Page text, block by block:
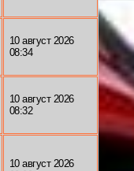
10 август 2026
08:34
10 август 2026
08:32
10 август 2026